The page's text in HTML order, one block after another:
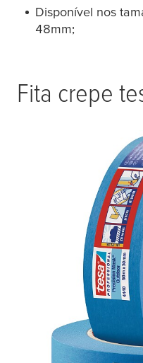
Disponível nos
48mm;
Fita crepe